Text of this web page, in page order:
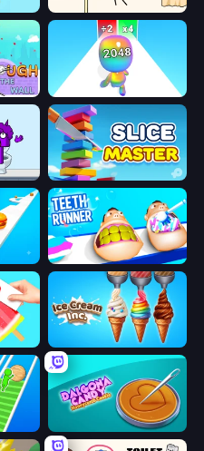
Gomu Goman
Man Runner 2048
Square Punki Long Hand Slice Master
Teeth Runner
Ice Cream Inc.
Dalgona Candy Honeycomb Cookie